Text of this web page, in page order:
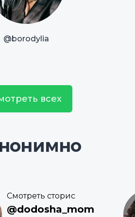
@borodylia
всех
Смотреть сторис
@dodosha_mom